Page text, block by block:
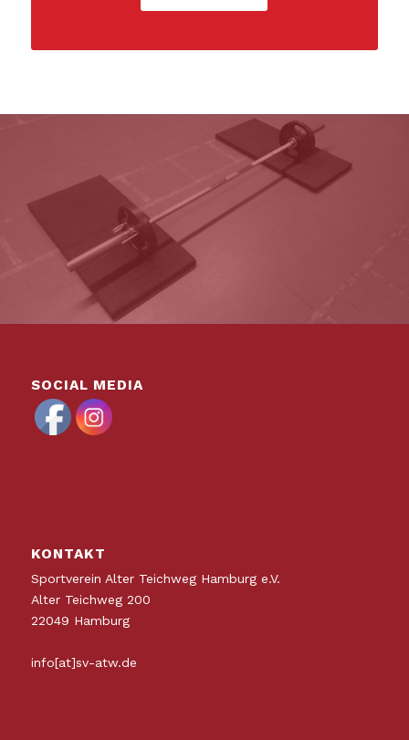
SOCIAL MEDIA
KONTAKT
Sportverein Alter Teichweg Hamburg e.V.
Alter Teichweg 200
22049 Hamburg
info[at]sv-atw.de